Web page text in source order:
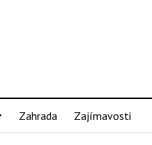
Zahrada Zajímavosti